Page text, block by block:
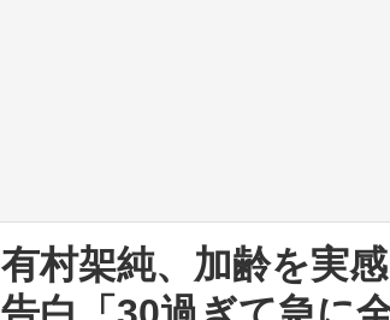
有村架純、加齢を実